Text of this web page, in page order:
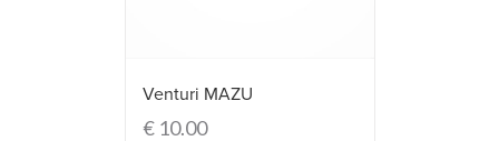
Venturi MAZU
€10.00